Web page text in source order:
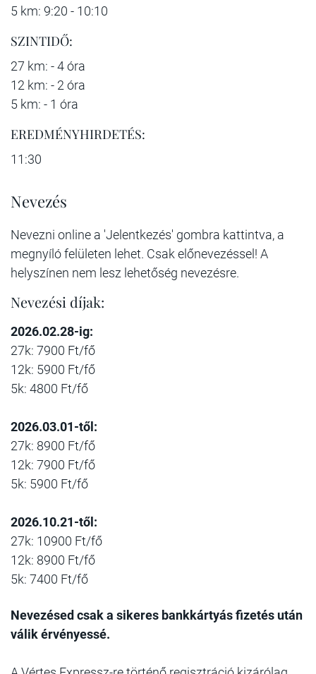
5 km: 9:20 - 10:10
SZINTIDŐ:
27 km: - 4 óra
12 km: - 2 óra
5 km: - 1 óra
EREDMÉNYHIRDETÉS:
11:30
Nevezés
Nevezni online a 'Jelentkezés' gombra kattintva, a
megnyíló felületen lehet. Csak előnevezéssel! A
helyszínen nem lesz lehetőség nevezésre.
Nevezési díjak:
2026.02.28-ig:
27k: 7900 Ft/fő
12k: 5900 Ft/fő
5k: 4800 Ft/fő
2026.03.01-től:
27k: 8900 Ft/fő
12k: 7900 Ft/fő
5k: 5900 Ft/fő
2026.10.21-től:
27k: 10900 Ft/fő
12k: 8900 Ft/fő
5k: 7400 Ft/fő
Nevezésed csak a sikeres bankkártyás fizetés után
válik érvényessé.